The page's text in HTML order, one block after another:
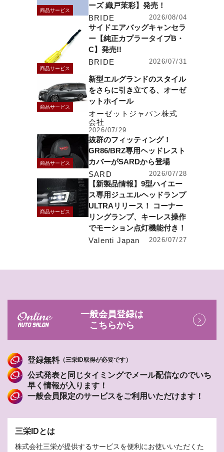
商品サービス
ーズ 織戸茉彩】発売！
BRIDE
2026/08/04
商品サービス
サイドエアバッグキャンセラ
ー【純正カプラータイプB・
C】発売!!
BRIDE
2026/07/31
商品サービス
新型エルグランドのスタイル
をさらに引き立てる、オーゼ
ットホイール
オーゼットジャパン株式
会社
2026/07/29
商品サービス
抜群のフィッティング！
GR86/BRZ専用ヘッドレスト
カバーがSARDから登場
SARD
2026/07/28
商品サービス
【新製品情報】9型ハイエー
ス専用ジュエルヘッドランプ
ULTRAリリース！ コーナー
リングランプ、キーレス操作
でモーション点灯機能付き！
Valenti Japan
2026/07/27
一般会員登録は
こちらから
登録無料（三栄ID取得が必要です）
公式発表と同じタイミングでメール配信なのでいち
早く情報が入ります！
一般会員限定のサービスをご利用いただけます！
三栄IDとは
株式会社三栄が提供するサービスを便利にお使いいただくた